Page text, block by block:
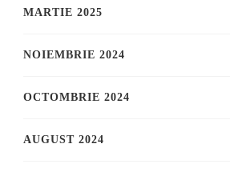
MARTIE 2025
NOIEMBRIE 2024
OCTOMBRIE 2024
AUGUST 2024